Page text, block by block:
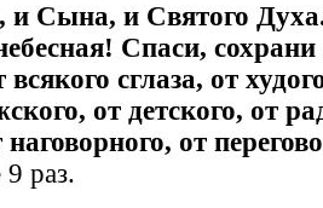
и Сына, и Святого
Спаси, сохрани
сглаза, от
от детского, от
от
9 раз.